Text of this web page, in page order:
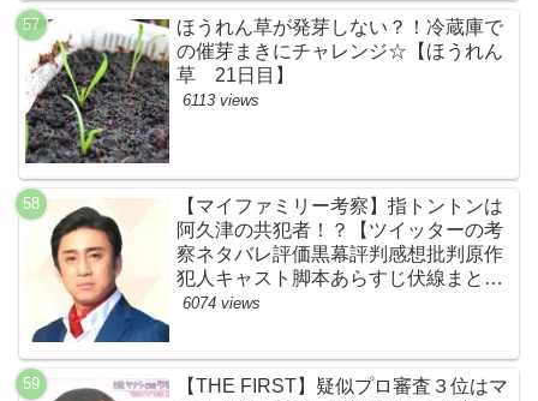
ほうれん草が発芽しない？！冷蔵庫で
の催芽まきにチャレンジ☆【ほうれん
草 21日目】
6113 views
【マイファミリー考察】指トントンは
阿久津の共犯者！？【ツイッターの考
察ネタバレ評価黒幕評判感想批判原作
犯人キャスト脚本あらすじ伏線まと
め・松本幸四郎】
6074 views
【THE FIRST】疑似プロ審査３位はマ